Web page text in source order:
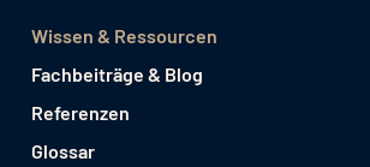
Wissen & Ressourcen
Fachbeiträge & Blog
Referenzen
Glossar